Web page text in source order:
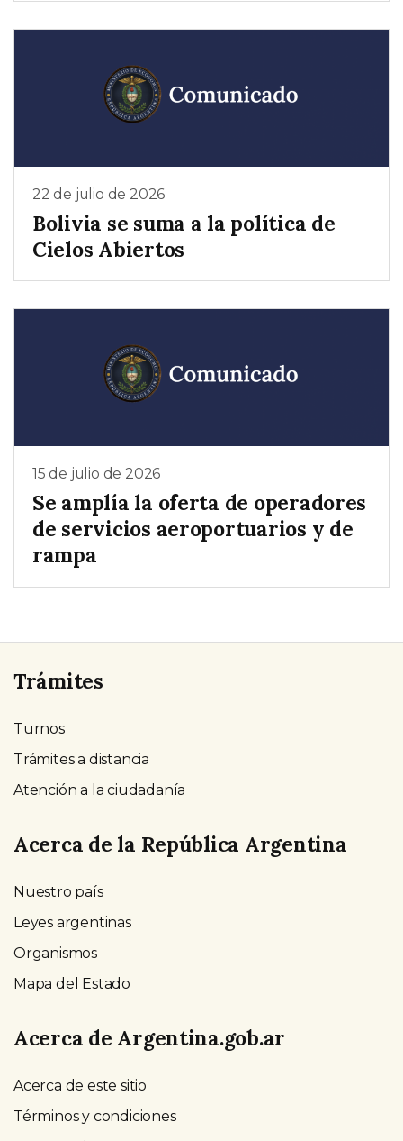
22 de julio de 2026
Bolivia se suma a la política de
Cielos Abiertos
15 de julio de 2026
Se amplía la oferta de operadores
de servicios aeroportuarios y de
rampa
Trámites
Turnos
Trámites a distancia
Atención a la ciudadanía
Acerca de la República Argentina
Nuestro país
Leyes argentinas
Organismos
Mapa del Estado
Acerca de Argentina.gob.ar
Acerca de este sitio
Términos y condiciones